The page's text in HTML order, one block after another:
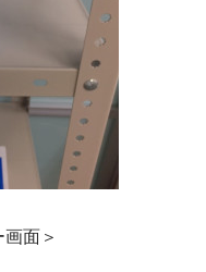
面＞